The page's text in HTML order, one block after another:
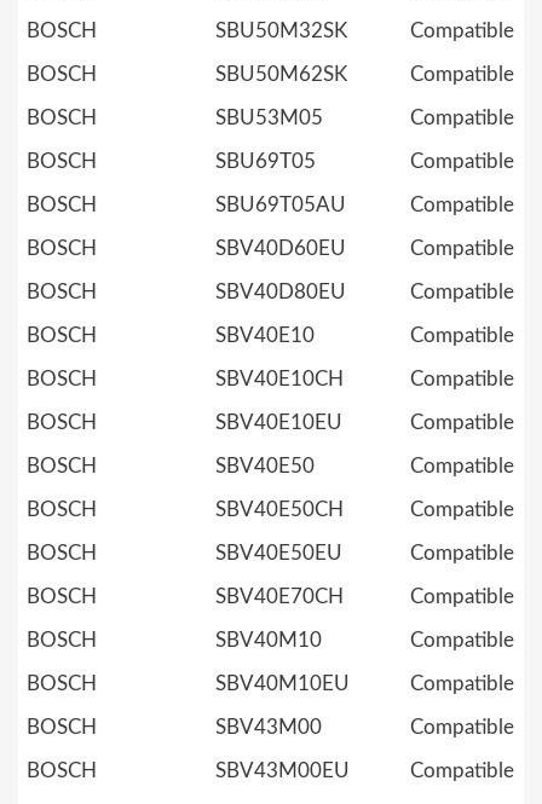
BOSCH SBU50M32SK Compatible
BOSCH SBU50M62SK Compatible
BOSCH SBU53M05 Compatible
BOSCH SBU69T05 Compatible
BOSCH SBU69T05AU Compatible
BOSCH SBV40D60EU Compatible
BOSCH SBV40D80EU Compatible
BOSCH SBV40E10 Compatible
BOSCH SBV40E10CH Compatible
BOSCH SBV40E10EU Compatible
BOSCH SBV40E50 Compatible
BOSCH SBV40E50CH Compatible
BOSCH SBV40E50EU Compatible
BOSCH SBV40E70CH Compatible
BOSCH SBV40M10 Compatible
BOSCH SBV40M10EU Compatible
BOSCH SBV43M00 Compatible
BOSCH SBV43M00EU Compatible